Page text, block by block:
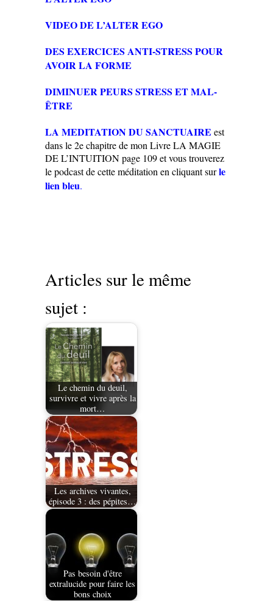
VIDEO DE L’ALTER EGO
DES EXERCICES ANTI-STRESS POUR
AVOIR LA FORME
DIMINUER PEURS STRESS ET MAL-
ÊTRE
LA MEDITATION DU SANCTUAIRE est
dans le 2e chapitre de mon Livre LA MAGIE
DE L’INTUITION page 109 et vous trouverez
le podcast de cette méditation en cliquant surle
lien bleu.
Articles sur le même
sujet :
Le chemin du deuil,
survivre et vivre après la
mort…
Les archives vivantes,
épisode 3 : des pépites…
Pas besoin d'être
extralucide pour faire les
bons choix